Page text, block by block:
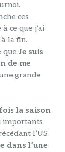
ces
ce que j’ai
la fin.
queJe suis
de me
grande
la saison
importants
l’US
dans l’une